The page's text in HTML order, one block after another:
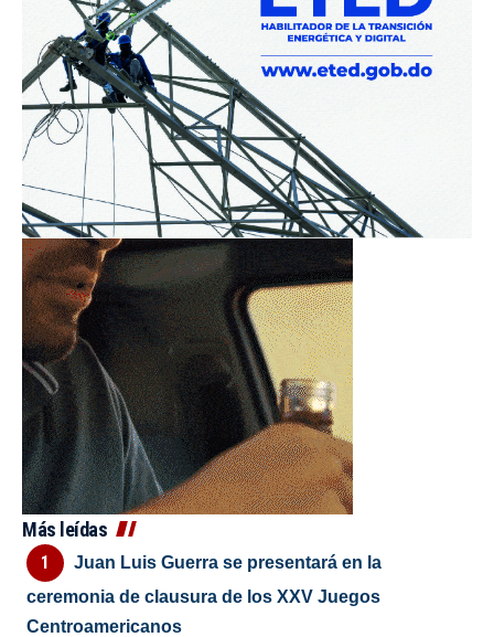
Más leídas
Juan Luis Guerra se presentará en la
ceremonia de clausura de los XXV Juegos
Centroamericanos